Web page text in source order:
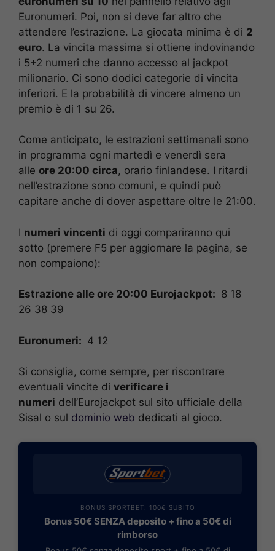
Euronumeri. Poi, non si deve far altro che
attendere l’estrazione. La giocata minima è di 2
euro. La vincita massima si ottiene indovinando
i 5+2 numeri che danno accesso al jackpot
milionario. Ci sono dodici categorie di vincita
inferiori. E la probabilità di vincere almeno un
premio è di 1 su 26.
Come anticipato, le estrazioni settimanali sono
in programma ogni martedì e venerdì sera
alle ore 20:00 circa, orario finlandese. I ritardi
nell’estrazione sono comuni, e quindi può
capitare anche di dover aspettare oltre le 21:00.
I numeri vincenti di oggi compariranno qui
sotto (premere F5 per aggiornare la pagina, se
non compaiono):
Estrazione alle ore 20:00 Eurojackpot: 8 18
26 38 39
Euronumeri: 4 12
Si consiglia, come sempre, per riscontrare
eventuali vincite di verificare i
numeri dell’Eurojackpot sul sito ufficiale della
Sisal o sul dominio web dedicati al gioco.
BONUS SPORTBET: 100€ SUBITO
Bonus 50€ SENZA deposito + fino a 50€ di
rimborso